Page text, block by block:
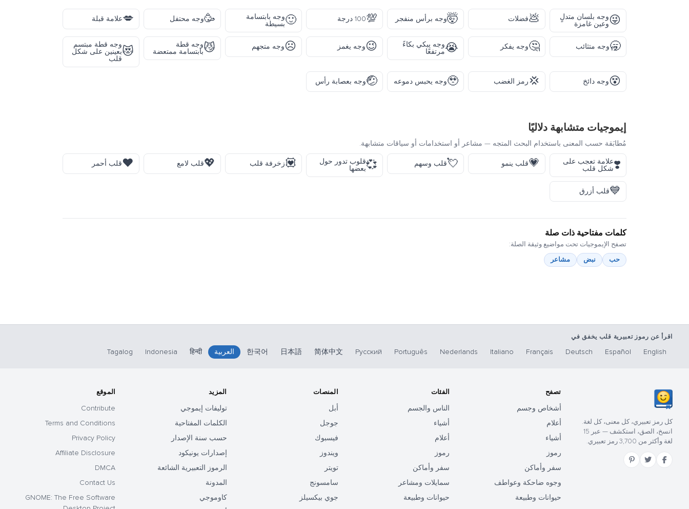
😜وجه بلسان متدلٍ
وعين غامزة
💩فضلات 🤯وجه برأس منفجر 💯100 درجة 🙂وجه بابتسامة
بسيطة
🥳وجه محتفل 💋علامة قبلة
🥱وجه متثائب 🤔وجه يفكر 😭وجه يبكي بكاءً
مرتفعًا
😉وجه يغمز ☹️وجه متجهم 😼وجه قطة
بابتسامة ممتعضة
😻
وجه قطة مبتسم
بعينين على شكل
قلب
😵وجه دائخ 💢رمز الغضب 🥹وجه يحبس دموعه 🤕وجه بعصابة رأس
إيموجيات متشابهة دلاليًا
مُطابَقة حسب المعنى باستخدام البحث المتجه — مشاعر أو استخدامات أو سياقات متشابهة.
❣️علامة تعجب على
شكل قلب
💗قلب ينمو 💘قلب وسهم 💞قلوب تدور حول
بعضها
💟زخرفة قلب 💖قلب لامع ❤️قلب أحمر
💙قلب أزرق
كلمات مفتاحية ذات صلة
تصفح الإيموجيات تحت مواضيع وثيقة الصلة:
حب
نبض مشاعر
اقرأ عن رموز تعبيرية قلب يخفق في
English
Español
Deutsch
Français
Italiano
Nederlands
Português
Русский
简体中文
日本語
한국어 العربية हिन्दी
Indonesia
Tagalog
كل رمز تعبيري، كل معنى، كل لغة.
انسخ، الصق، استكشف — عبر 15
لغة وأكثر من 3,700 رمز تعبيري.
تصفح
أشخاص وجسم
أعلام
أشياء
رموز
سفر وأماكن
وجوه ضاحكة وعواطف
حيوانات وطبيعة
الفئات
الناس والجسم
أشياء
أعلام
رموز
سفر وأماكن
سمايلات ومشاعر
حيوانات وطبيعة
المنصات
أبل
جوجل
فيسبوك
ويندوز
تويتر
سامسونج
جوي بيكسيلز
المزيد
توليفات إيموجي
الكلمات المفتاحية
حسب سنة الإصدار
إصدارات يونيكود
الرموز التعبيرية الشائعة
المدونة
كاوموجي
الموقع
Contribute
Terms and Conditions
Privacy Policy
Affiliate Disclosure
DMCA
Contact Us
GNOME: The Free Software